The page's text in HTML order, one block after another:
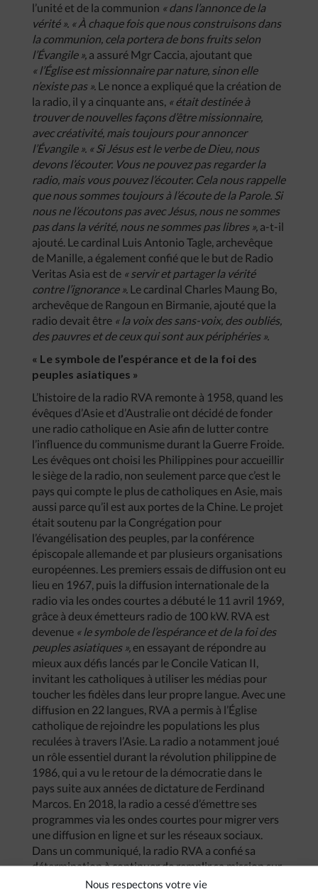
Nous respectons votre vie
l’unité et de la communion « dans l’annonce de la
vérité ». « À chaque fois que nous construisons dans
la communion, cela portera de bons fruits selon
l’Évangile », a assuré Mgr Caccia, ajoutant que
« l’Église est missionnaire par nature, sinon elle
n’existe pas ». Le nonce a expliqué que la création de
la radio, il y a cinquante ans, « était destinée à
trouver de nouvelles façons d’être missionnaire,
avec créativité, mais toujours pour annoncer
l’Évangile ». « Si Jésus est le verbe de Dieu, nous
devons l’écouter. Vous ne pouvez pas regarder la
radio, mais vous pouvez l’écouter. Cela nous rappelle
que nous sommes toujours à l’écoute de la Parole. Si
nous ne l’écoutons pas avec Jésus, nous ne sommes
pas dans la vérité, nous ne sommes pas libres », a-t-il
ajouté. Le cardinal Luis Antonio Tagle, archevêque
de Manille, a également confié que le but de Radio
Veritas Asia est de « servir et partager la vérité
contre l’ignorance ». Le cardinal Charles Maung Bo,
archevêque de Rangoun en Birmanie, ajouté que la
radio devait être « la voix des sans-voix, des oubliés,
des pauvres et de ceux qui sont aux périphéries ».
« Le symbole de l’espérance et de la foi des
peuples asiatiques »
L’histoire de la radio RVA remonte à 1958, quand les
évêques d’Asie et d’Australie ont décidé de fonder
une radio catholique en Asie afin de lutter contre
l’influence du communisme durant la Guerre Froide.
Les évêques ont choisi les Philippines pour accueillir
le siège de la radio, non seulement parce que c’est le
pays qui compte le plus de catholiques en Asie, mais
aussi parce qu’il est aux portes de la Chine. Le projet
était soutenu par la Congrégation pour
l’évangélisation des peuples, par la conférence
épiscopale allemande et par plusieurs organisations
européennes. Les premiers essais de diffusion ont eu
lieu en 1967, puis la diffusion internationale de la
radio via les ondes courtes a débuté le 11 avril 1969,
grâce à deux émetteurs radio de 100 kW. RVA est
devenue « le symbole de l’espérance et de la foi des
peuples asiatiques », en essayant de répondre au
mieux aux défis lancés par le Concile Vatican II,
invitant les catholiques à utiliser les médias pour
toucher les fidèles dans leur propre langue. Avec une
diffusion en 22 langues, RVA a permis à l’Église
catholique de rejoindre les populations les plus
reculées à travers l’Asie. La radio a notamment joué
un rôle essentiel durant la révolution philippine de
1986, qui a vu le retour de la démocratie dans le
pays suite aux années de dictature de Ferdinand
Marcos. En 2018, la radio a cessé d’émettre ses
programmes via les ondes courtes pour migrer vers
une diffusion en ligne et sur les réseaux sociaux.
Dans un communiqué, la radio RVA a confié sa
détermination à continuer de remplir sa mission sur
le web auprès de millions d’auditeurs asiatiques à